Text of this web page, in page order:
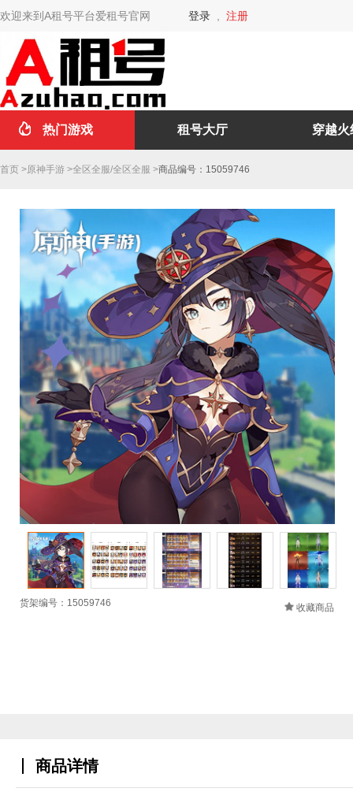
欢迎来到A租号平台爱租号官网 登录 注册
热门游戏 租号大厅 穿越火
首页 >原神手游 >全区全服/全区全服 >商品编号：15059746
货架编号：15059746 收藏商品
商品详情